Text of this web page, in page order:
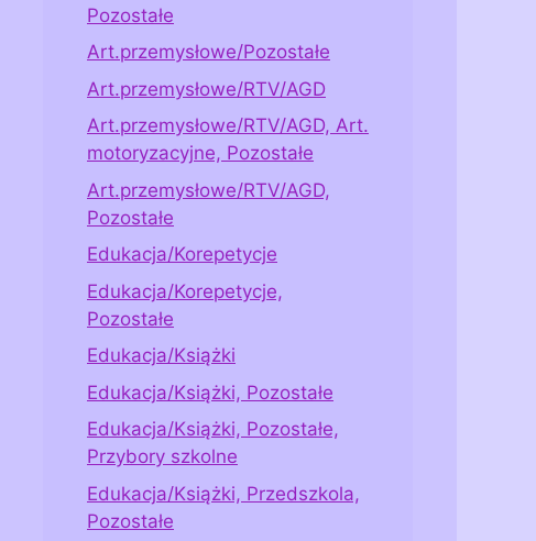
Pozostałe
Art.przemysłowe/Pozostałe
Art.przemysłowe/RTV/AGD
Art.przemysłowe/RTV/AGD, Art.
motoryzacyjne, Pozostałe
Art.przemysłowe/RTV/AGD,
Pozostałe
Edukacja/Korepetycje
Edukacja/Korepetycje,
Pozostałe
Edukacja/Książki
Edukacja/Książki, Pozostałe
Edukacja/Książki, Pozostałe,
Przybory szkolne
Edukacja/Książki, Przedszkola,
Pozostałe